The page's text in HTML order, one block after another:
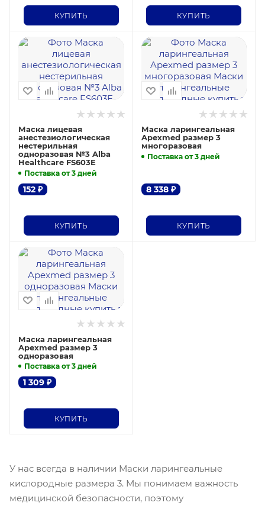
КУПИТЬ КУПИТЬ
Маска лицевая
анестезиологическая
нестерильная
одноразовая №3 Alba
Healthcare FS603E
Поставка от 3 дней
152 ₽
КУПИТЬ
Маска ларингеальная
Apexmed размер 3
многоразовая
Поставка от 3 дней
8 338₽
КУПИТЬ
Маска ларингеальная
Apexmed размер 3
одноразовая
Поставка от 3 дней
1 309 ₽
КУПИТЬ
У нас всегда в наличии Маски ларингеальные
кислородные размера 3. Мы понимаем важность
медицинской безопасности, поэтому